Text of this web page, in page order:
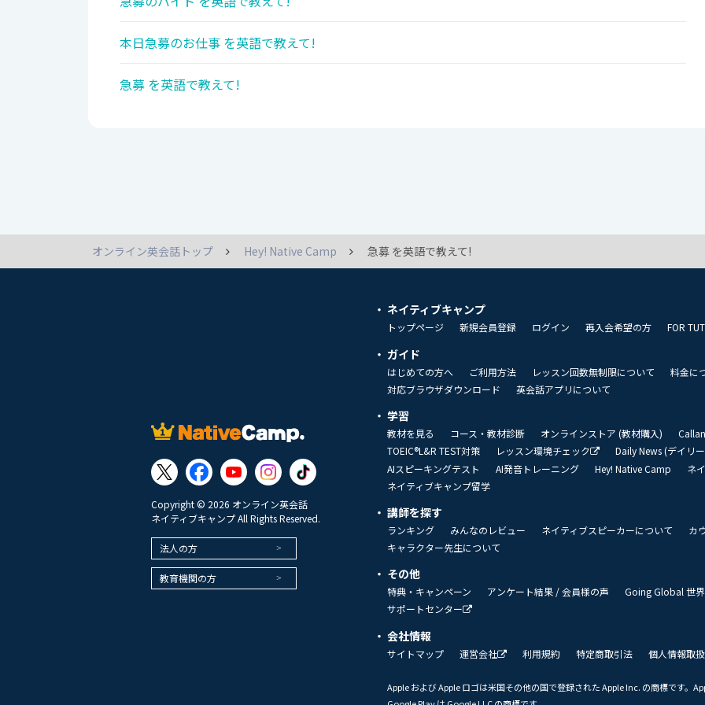
本日急募のお仕事 を英語で教えて!
急募 を英語で教えて!
オンライン英会話トップ Hey! Native Camp 急募 を英語で教えて!
Copyright © 2026 オンライン英会話
ネイティブキャンプ All Rights Reserved.
法人の方
教育機関の方
ネイティブキャンプ
トップページ 新規会員登録 ログイン 再入会希望の方 FOR
ガイド
はじめての方へ ご利用方法 レッスン回数無制限について
料金に
対応ブラウザダウンロード
英会話アプリについて
学習
教材を見る コース・教材診断 オンラインストア (教材購入)
TOEIC®L&R TEST対策
レッスン環境チェック
Daily News (デイリ
AIスピーキングテスト
AI発音トレーニング Hey! Native Camp
ネ
ネイティブキャンプ留学
講師を探す
ランキング みんなのレビュー ネイティブスピーカーについて
カ
キャラクター先生について
その他
特典・キャンペーン アンケート結果 / 会員様の声
Going Global 世
サポートセンター
会社情報
サイトマップ 運営会社 利用規約 特定商取引法 個人情報取
Apple および Apple ロゴは米国その他の国で登録された Apple Inc. の商標です。